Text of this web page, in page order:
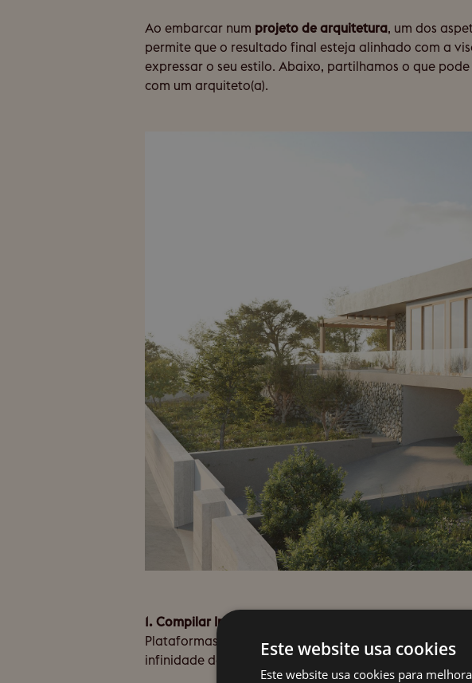
Ao embarcar num projeto de arquitetura, um dos
permite que o resultado final esteja alinhado com a
expressar o seu estilo. Abaixo, partilhamos o que
com um arquiteto(a).
1. Compilar Inspiração
Comece por reunir imagens,
Plataformas como o Pinterest e revistas de design
infinidade de opções e referências que podem abrir
Este website usa cookies
Este website usa cookies para